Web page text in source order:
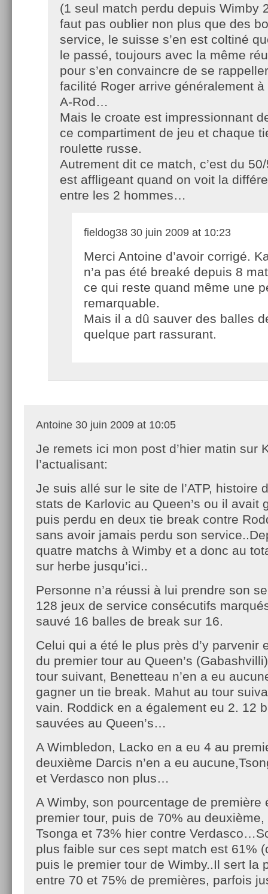
(1 seul match perdu depuis Wimby
faut pas oublier non plus que des
service, le suisse s’en est coltiné
le passé, toujours avec la même
pour s’en convaincre de se
facilité Roger arrive généralement
A-Rod…
Mais le croate est impressionnant
ce compartiment de jeu et chaque
roulette russe.
Autrement dit ce match, c’est du
est affligeant quand on voit la
entre les 2 hommes…
fieldog38 30 juin 2009 at 10:23
Merci Antoine d’avoir corrigé.
n’a pas été breaké depuis 8
ce qui reste quand même une
remarquable.
Mais il a dû sauver des balles
quelque part rassurant.
Antoine 30 juin 2009 at 10:05
Je remets ici mon post d’hier matin sur
l’actualisant:
Je suis allé sur le site de l’ATP, histoire
stats de Karlovic au Queen’s ou il avait
puis perdu en deux tie break contre
sans avoir jamais perdu son
quatre matchs à Wimby et a donc au
sur herbe jusqu’ici..
Personne n’a réussi à lui prendre son
128 jeux de service consécutifs
sauvé 16 balles de break sur 16.
Celui qui a été le plus près d’y parvenir
du premier tour au Queen’s
tour suivant, Benetteau n’en a eu
gagner un tie break. Mahut au tour
vain. Roddick en a également eu 2. 12
sauvées au Queen’s…
A Wimbledon, Lacko en a eu 4 au
deuxième Darcis n’en a eu
et Verdasco non plus…
A Wimby, son pourcentage de première
premier tour, puis de 70% au
Tsonga et 73% hier contre
plus faible sur ces sept match est 61%
puis le premier tour de Wimby..Il sert la
entre 70 et 75% de premières, parfois